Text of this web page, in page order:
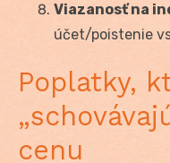
Viazanosť na
účet/poistenie
Poplatky,
cenu